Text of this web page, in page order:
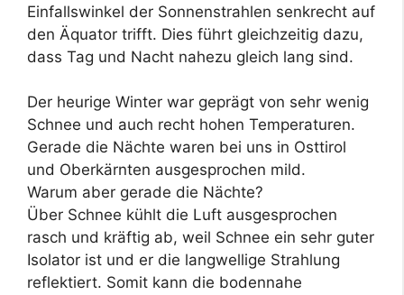
Einfallswinkel der Sonnenstrahlen senkrecht auf
den Äquator trifft. Dies führt gleichzeitig dazu,
dass Tag und Nacht nahezu gleich lang sind.
Der heurige Winter war geprägt von sehr wenig
Schnee und auch recht hohen Temperaturen.
Gerade die Nächte waren bei uns in Osttirol
und Oberkärnten ausgesprochen mild.
Warum aber gerade die Nächte?
Über Schnee kühlt die Luft ausgesprochen
rasch und kräftig ab, weil Schnee ein sehr guter
Isolator ist und er die langwellige Strahlung
reflektiert. Somit kann die bodennahe